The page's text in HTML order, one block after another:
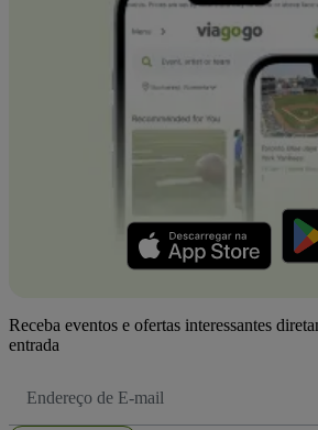
Receba eventos e ofertas interessantes
entrada
de